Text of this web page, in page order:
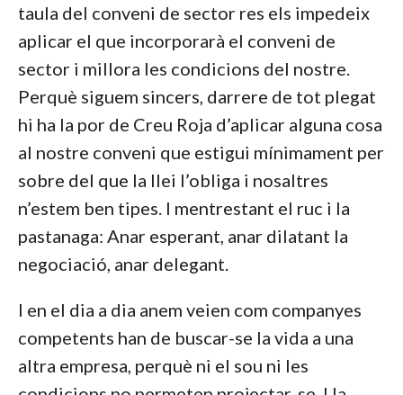
taula del conveni de sector res els impedeix
aplicar el que incorporarà el conveni de
sector i millora les condicions del nostre.
Perquè siguem sincers, darrere de tot plegat
hi ha la por de Creu Roja d’aplicar alguna cosa
al nostre conveni que estigui mínimament per
sobre del que la llei l’obliga i nosaltres
n’estem ben tipes. I mentrestant el ruc i la
pastanaga: Anar esperant, anar dilatant la
negociació, anar delegant.
I en el dia a dia anem veien com companyes
competents han de buscar-se la vida a una
altra empresa, perquè ni el sou ni les